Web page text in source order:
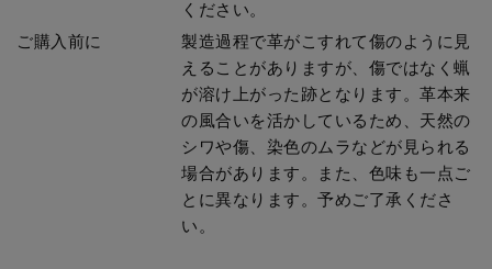
ください。
ご購入前に
製造過程で革がこすれて傷のように見
えることがありますが、傷ではなく蝋
が溶け上がった跡となります。革本来
の風合いを活かしているため、天然の
シワや傷、染色のムラなどが見られる
場合があります。また、色味も一点ご
とに異なります。予めご了承くださ
い。